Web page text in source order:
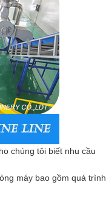
chúng tôi biết nhu cầu
máy bao gồm quá trình